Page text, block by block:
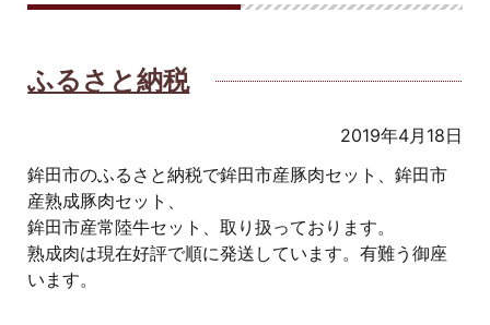
ふるさと納税
2019年4月18日
鉾田市のふるさと納税で鉾田市産豚肉セット、鉾田市
産熟成豚肉セット、
鉾田市産常陸牛セット、取り扱っております。
熟成肉は現在好評で順に発送しています。有難う御座
います。